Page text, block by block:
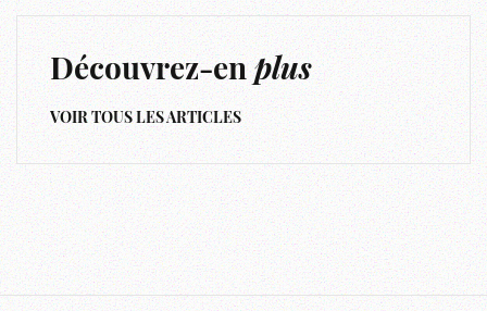
Découvrez-enplus
VOIR TOUS LES ARTICLES